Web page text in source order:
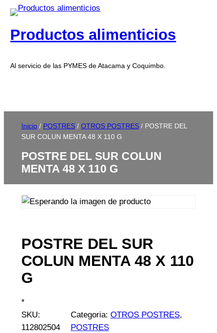
Productos alimenticios
Al servicio de las PYMES de Atacama y Coquimbo.
Inicio / POSTRES/ OTROS POSTRES/ POSTRE DEL
SUR COLUN MENTA 48 X 110 G
POSTRE DEL SUR COLUN
MENTA 48 X 110 G
POSTRE DEL SUR
COLUN MENTA 48 X 110
G
*
SKU:
112802504
Categoria: OTROS POSTRES
POSTRES